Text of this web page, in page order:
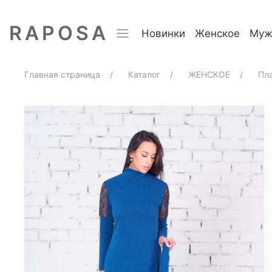
RAPOSA Новинки Женское
Новинки
БЛУЗЫ
БРЮКИ
ЖАКЕТЫ
ЛОНГСЛИВЫ
ПИЖАМЫ
ПЛАТЬЯ
РУБАШКИ
СВИТШОТЫ
ФУТБОЛКИ
Главная страница Каталог ЖЕНСКОЕ